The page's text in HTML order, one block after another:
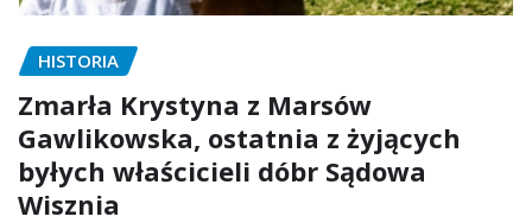
HISTORIA
Zmarła Krystyna z Marsów
Gawlikowska, ostatnia z żyjących
byłych właścicieli dóbr Sądowa
Wisznia